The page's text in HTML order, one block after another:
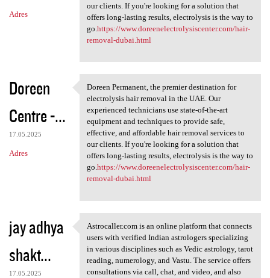
Adres
our clients. If you're looking for a solution that
offers long-lasting results, electrolysis is the way to
go. https://www.doreenelectrolysiscenter.com/hair-
removal-dubai.html
Doreen
Centre -...
17.05.2025
Adres
Doreen Permanent, the premier
Doreen Permanent, the premier destination for
electrolysis hair removal in the UAE. Our
experienced technicians use state-of-the-art
equipment and techniques to provide safe,
effective, and affordable hair removal services to
our clients. If you're looking for a solution that
offers long-lasting results, electrolysis is the way to
go.https://www.doreenelectrolysiscenter.com/hair-
removal-dubai.html
jay adhya
shakt...
17.05.2025
Astrocaller.com is an online
Astrocaller.com is an online platform that connects
users with verified Indian astrologers specializing
in various disciplines such as Vedic astrology, tarot
reading, numerology, and Vastu. The service offers
consultations via call, chat, and video, and also